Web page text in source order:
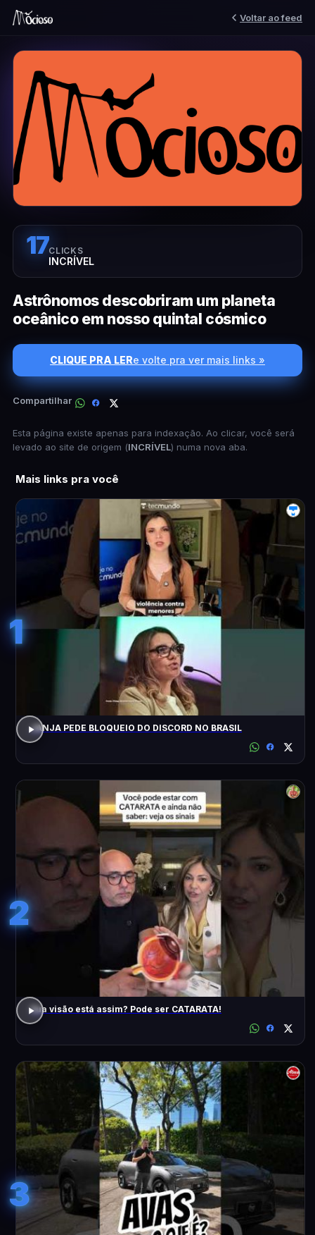
Voltar ao feed
17CLICKS
INCRÍVEL
Astrônomos descobriram um planeta
oceânico em nosso quintal cósmico
CLIQUE PRA LERe volte pra ver mais links »
Compartilhar
Esta página existe apenas para indexação. Ao clicar, você será
levado ao site de origem (INCRÍVEL) numa nova aba.
Mais links pra você
1
JANJA PEDE BLOQUEIO DO DISCORD NO BRASIL
2
Sua visão está assim? Pode ser CATARATA!
3